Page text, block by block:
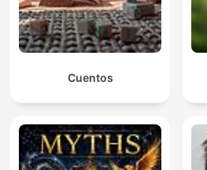
Cuentos